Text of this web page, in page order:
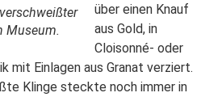
Museum.
über einen Knauf
aus Gold, in
Cloisonné- oder
mit Einlagen aus Granat verziert.
Klinge steckte noch immer in